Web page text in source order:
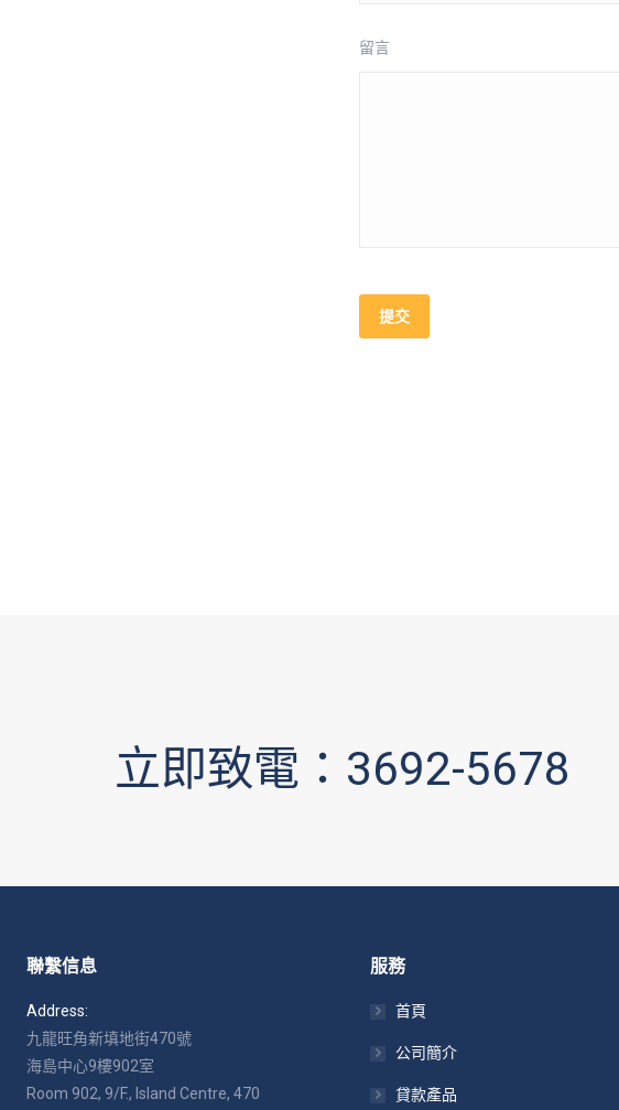
留言
立即致電：3692-5678
聯繫信息
Address:
九龍旺角新填地街470號
海島中心9樓902室
Room 902, 9/F., Island Centre, 470
服務
首頁
公司簡介
貸款產品